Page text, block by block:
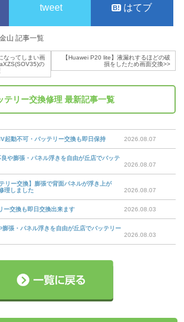
tweet はてブ
山 記事一覧
なってしまい画
の
【Huawei P20 lite】液漏れするほどの破
損をしたため画面交換>>
テリー交換修理 最新記事一覧
起動不可・バッテリー交換も即日保持 2026.08.07
や膨張・パネル浮きを自由が丘店でバッテ
2026.08.07
リー交換】膨張で背面パネルが浮き上が
理しました
2026.08.07
交換も即日交換出来ます 2026.08.03
張・パネル浮きを自由が丘店でバッテリー
2026.08.03